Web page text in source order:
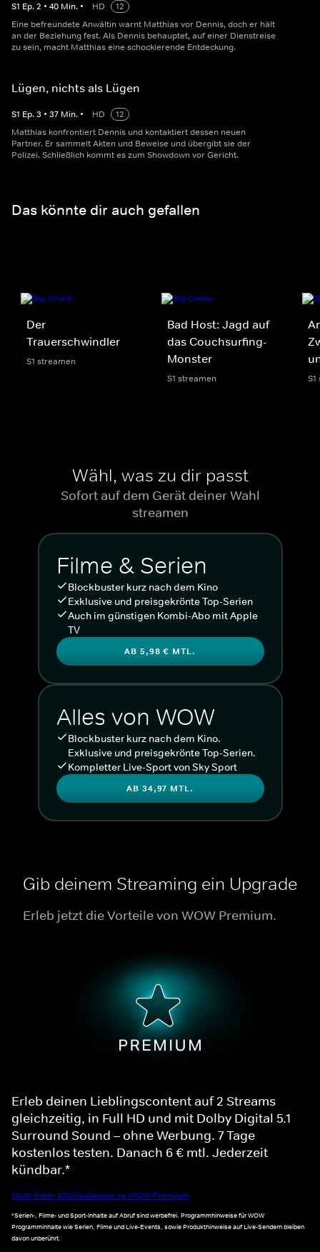
S1 Ep.2 • 40 Min. • HD
12
Eine befreundete Anwältin warnt Matthias vor Dennis, doch er hält
an der Beziehung fest. Als Dennis behauptet, auf einer Dienstreise
zu sein, macht Matthias eine schockierende Entdeckung.
Lügen, nichts als Lügen
S1 Ep.3 • 37 Min. • HD
12
Matthias konfrontiert Dennis und kontaktiert dessen neuen
Partner. Er sammelt Akten und Beweise und übergibt sie der
Polizei. Schließlich kommt es zum Showdown vor Gericht.
Das könnte dir auch gefallen
Der
Trauerschwindler
S1 streamen
Bad Host: Jagd auf
das Couchsurfing-
Monster
S1 streamen
Wähl, was zu dir passt
Sofort auf dem Gerät deiner Wahl
streamen
Filme & Serien
Blockbuster kurz nach dem Kino
Exklusive und preisgekrönte Top-Serien
Auch im günstigen Kombi-Abo mit Apple
TV
AB 5,98 € MTL.
Alles von WOW
Blockbuster kurz nach dem Kino.
Exklusive und preisgekrönte Top-Serien.
Kompletter Live-Sport von Sky Sport
AB 34,97 MTL.
Gib deinem Streaming ein Upgrade
Erleb jetzt die Vorteile von WOW Premium.
Erleb deinen Lieblingscontent auf 2 Streams
gleichzeitig, in Full HD und mit Dolby Digital 5.1
Surround Sound – ohne Werbung. 7 Tage
kostenlos testen. Danach 6 € mtl. Jederzeit
kündbar.*
Noch mehr Informationen zu WOW Premium
*Serien-, Filme- und Sport-Inhalte auf Abruf sind werbefrei. Programmhinweise für WOW
Programminhalte wie Serien, Filme und Live-Events, sowie Produkthinweise auf Live-Sendern bleiben
davon unberührt.